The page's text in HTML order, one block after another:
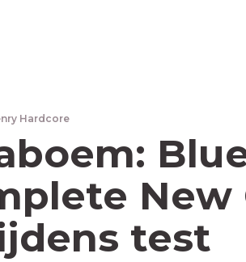
Hardcore
New
test